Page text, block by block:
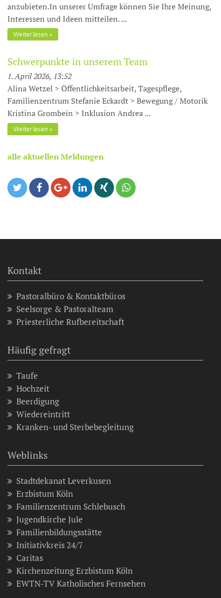
anzubieten.In unserer Umfrage können Sie Ihre Meinung,
Interessen und Ideen mitteilen. ...
Weiter lesen
Schwerpunkte in unserem Team
1. April 2026, 13:52
Alina Wetzel > Öffentlichkeitsarbeit, Tagespflege,
Familienzentrum Stefanie Eckardt > Bewegung / Motorik
Kristina Grombein > Inklusion Andrea ...
Weiter lesen
alle aktuellen Meldungen
Kontakt
Pastoralbüro & Kontaktbüros
Seelsorge & Pastoralteam
Priesterliche Rufbereitschaft
Häufig gefragt
Taufe
Hochzeit
Beerdigung
Wiedereintritt
Kranken- und Sterbebegleitung
Weblinks
Stadtdekanat Leverkusen
Erzbistum Köln
Familienzentrum Schlebusch
Jugendkirche Jule
Familienbildungsstätte
Initiativkreis 24/7
Caritas
Kirchenzeitung Erzbistum Köln
EWTN-TV Katholisches Fernsehen